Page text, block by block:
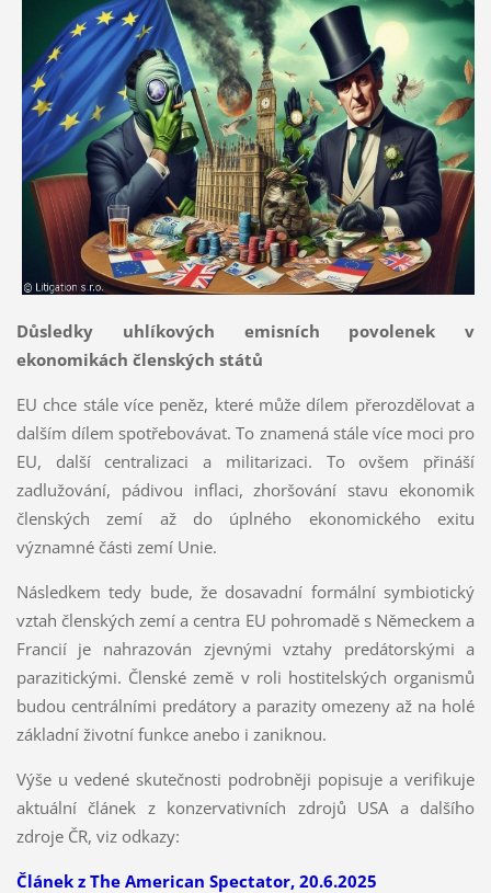
Důsledky uhlíkových emisních povolenek v
ekonomikách členských států
EU chce stále více peněz, které může dílem přerozdělovat a
dalším dílem spotřebovávat. To znamená stále více moci pro
EU, další centralizaci a militarizaci. To ovšem přináší
zadlužování, pádivou inflaci, zhoršování stavu ekonomik
členských zemí až do úplného ekonomického exitu
významné části zemí Unie.
Následkem tedy bude, že dosavadní formální symbiotický
vztah členských zemí a centra EU pohromadě s Německem a
Francií je nahrazován zjevnými vztahy predátorskými a
parazitickými. Členské země v roli hostitelských organismů
budou centrálními predátory a parazity omezeny až na holé
základní životní funkce anebo i zaniknou.
Výše u vedené skutečnosti podrobněji popisuje a verifikuje
aktuální článek z konzervativních zdrojů USA a dalšího
zdroje ČR, viz odkazy:
Článek z The American Spectator, 20.6.2025